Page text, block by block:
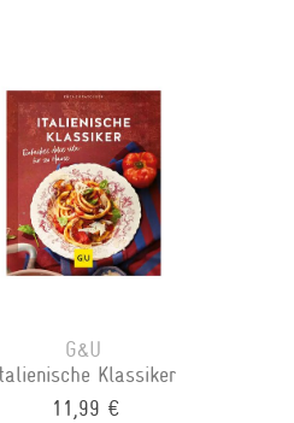
G&U
Italienische Klassiker
11,99 €